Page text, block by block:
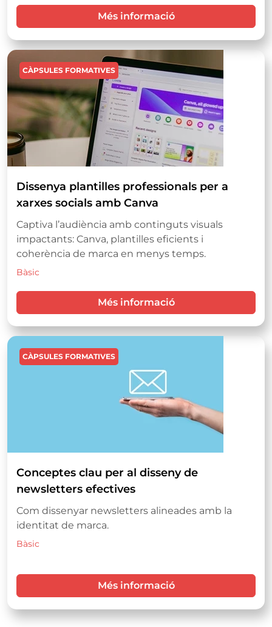
Més informació
Imatge
CÀPSULES FORMATIVES
Dissenya plantilles professionals per a
xarxes socials amb Canva
Captiva l’audiència amb continguts visuals
impactants: Canva, plantilles eficients i
coherència de marca en menys temps.
Bàsic
Més informació
Imatge
CÀPSULES FORMATIVES
Conceptes clau per al disseny de
newsletters efectives
Com dissenyar newsletters alineades amb la
identitat de marca.
Bàsic
Més informació